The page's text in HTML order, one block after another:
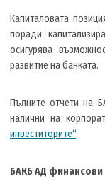
Капиталовата
поради
осигурява
развитие на банката.
Пълните отчети на
налични на
инвеститорите“.
БАКБ АД финансови